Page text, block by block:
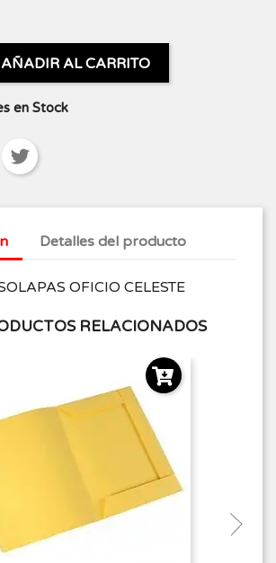
AÑADIR AL CARRITO
en Stock
Detalles del producto
OFICIO CELESTE
RELACIONADOS